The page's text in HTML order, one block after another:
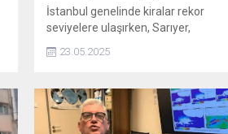
İstanbul genelinde kiralar rekor
seviyelere ulaşırken, Sarıyer,
Beşiktaş ve Kadıköy gibi ilçelerde
ortalama kira 90 bin TL’yi aşmış
İstanbul’da kira fiyatları bir önceki
yıla göre %41,49 artarak ortalama
26.490 TL’ye yükseldi. Ancak bu
23.05.2025